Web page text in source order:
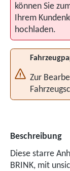
können Sie
Ihrem
hochladen.
Zur
Beschreibung
Diese starre
BRINK, mit